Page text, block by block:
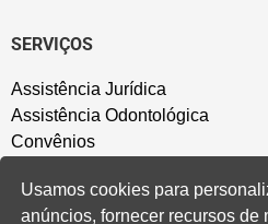
SERVIÇOS
Assistência Jurídica
Assistência Odontológica
Convênios
Salão de Festa
Política de Privacidade
Usamos cookies para
anúncios, fornecer recursos de